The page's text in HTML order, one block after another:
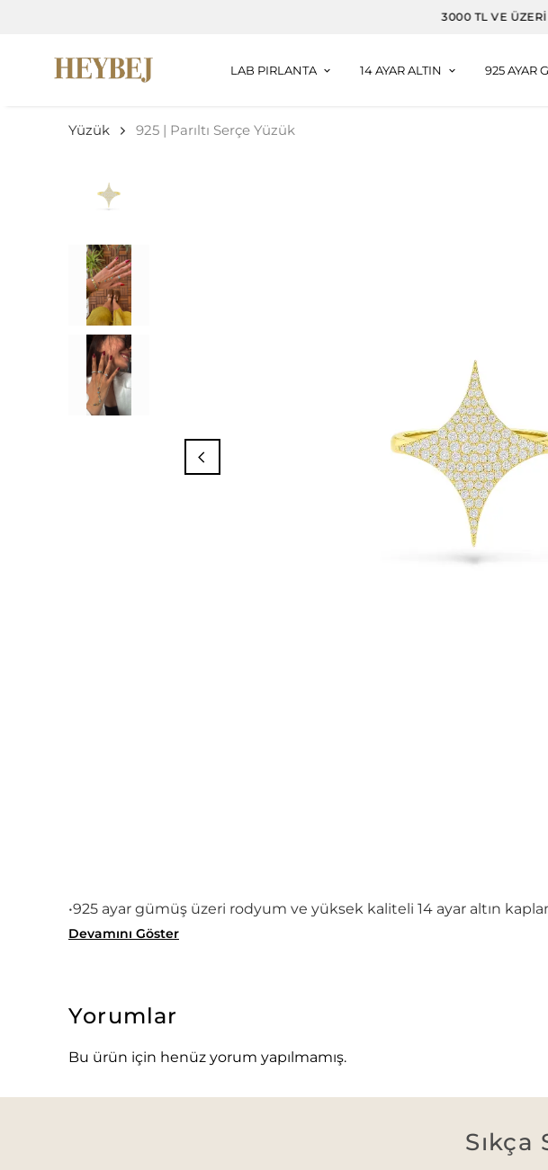
3000 TL VE ÜZERI
LAB PIRLANTA 14 AYAR ALTIN 925 AYAR
Yüzük 925 | Parıltı Serçe Yüzük
•925 ayar gümüş üzeri rodyum ve yüksek kaliteli 14 ayar altın
Devamını Göster
Yorumlar
Bu ürün için henüz yorum yapılmamış.